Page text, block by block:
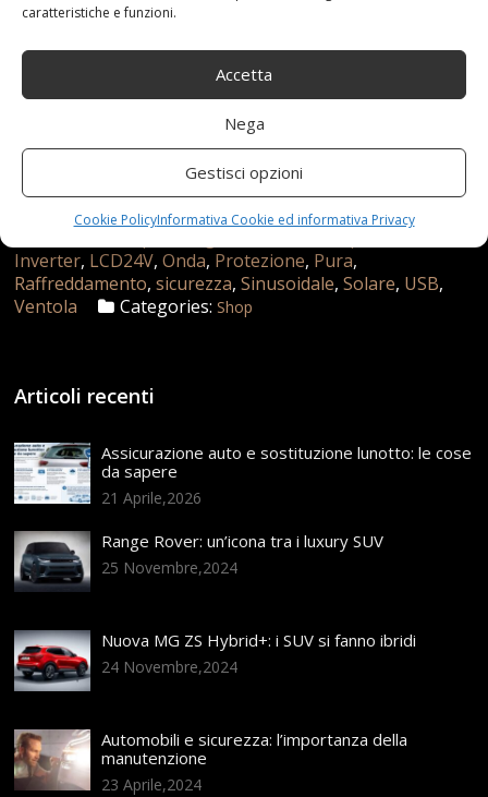
caratteristiche e funzioni.
Accetta
Nega
Gestisci opzioni
Cookie PolicyInformativa Cookie ed informativa Privacy
17 Maggio 2021 redazione Tag:alta,
Inverter, LCD24V,Onda, Protezione, Pura,
Raffreddamento,sicurezza,Sinusoidale,Solare, USB,
Ventola
Categories: Shop
Articoli recenti
Assicurazione auto e sostituzione lunotto: le cose
da sapere
21 Aprile,2026
Range Rover: un’icona tra i luxury SUV
25 Novembre,2024
Nuova MG ZS Hybrid+: i SUV si fanno ibridi
24 Novembre,2024
Automobili e sicurezza: l’importanza della
manutenzione
23 Aprile,2024